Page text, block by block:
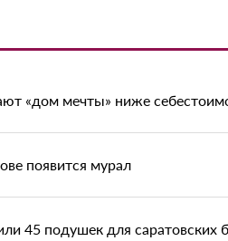
«дом мечты» ниже
появится мурал
45 подушек для саратовских